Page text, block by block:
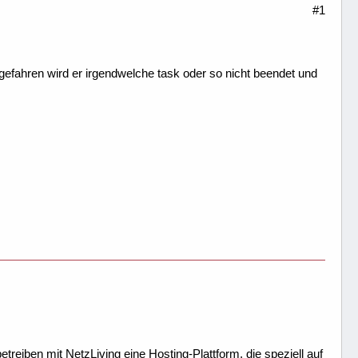
#1
wird er irgendwelche task oder so nicht beendet und
mit NetzLiving eine Hosting-Plattform, die speziell auf